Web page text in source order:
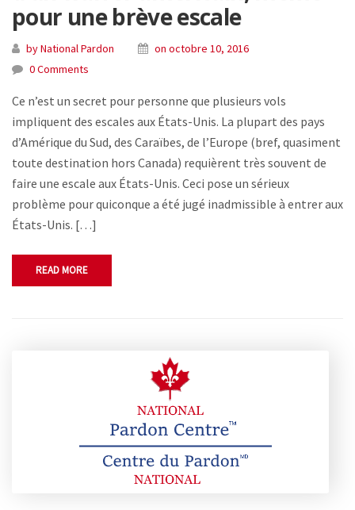
pour une brève escale
by National Pardon
on octobre 10, 2016
0 Comments
Ce n’est un secret pour personne que plusieurs vols
impliquent des escales aux États-Unis. La plupart des pays
d’Amérique du Sud, des Caraïbes, de l’Europe (bref, quasiment
toute destination hors Canada) requièrent très souvent de
faire une escale aux États-Unis. Ceci pose un sérieux
problème pour quiconque a été jugé inadmissible à entrer aux
États-Unis. […]
READ MORE